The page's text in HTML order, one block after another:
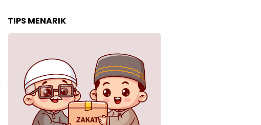
TIPS MENARIK